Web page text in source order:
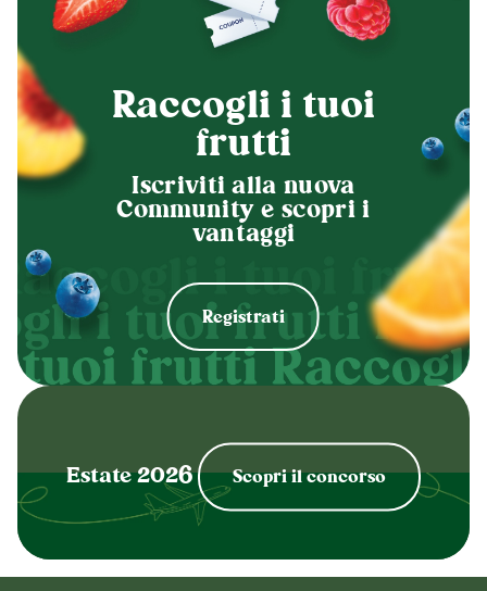
Raccogli i tuoi
frutti
Iscriviti alla nuova
Community e scopri i
vantaggi
Registrati
Estate 2026 Scopri il concorso